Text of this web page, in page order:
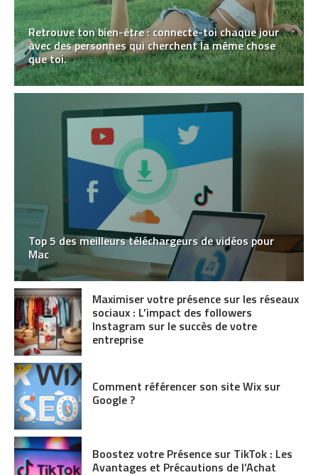
Retrouve ton bien-être : connecte-toi chaque jour
avec des personnes qui cherchent la même chose
que toi.
Top 5 des meilleurs téléchargeurs de vidéos pour
Mac
Maximiser votre présence sur les réseaux
sociaux : L’impact des followers
Instagram sur le succès de votre
entreprise
Comment référencer son site Wix sur
Google ?
Boostez votre Présence sur TikTok : Les
Avantages et Précautions de l’Achat